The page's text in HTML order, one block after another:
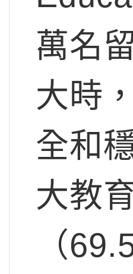
萬名
大時
全和
大教
（